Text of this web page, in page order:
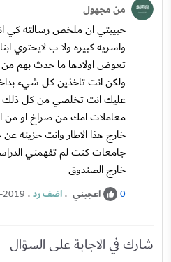
من مجهول
حبيبتي ان ملخص رسالته كي
واسريه كبيره ولا ب لايحتوي
تعوض اولادها ما حدث بهم
ولكن انت تاخذين كل شيء
عليك انت تخلصي من كل ذلك
معاملات امك من صراخ او من
خارج هذا الاطار وانت حزينه
جامعات كنت لم تفهمني
خارج الصندوق
0 اعجبني .اضف رد.
شارك في الاجابة على السؤال